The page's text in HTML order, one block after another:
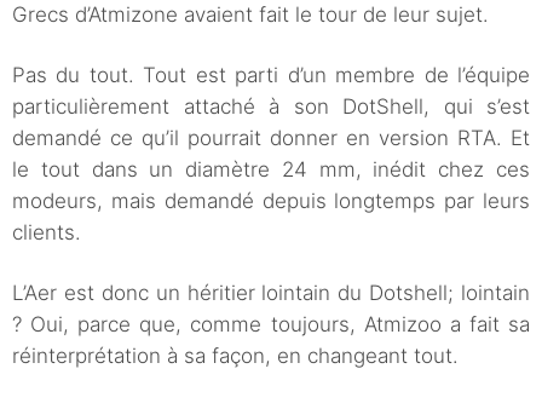
Grecs d’Atmizone avaient fait le tour de leur sujet.
Pas du tout. Tout est parti d’un membre de l’équipe
particulièrement attaché à son DotShell, qui s’est
demandé ce qu’il pourrait donner en version RTA. Et
le tout dans un diamètre 24 mm, inédit chez ces
modeurs, mais demandé depuis longtemps par leurs
clients.
L’Aer est donc un héritier lointain du Dotshell; lointain
? Oui, parce que, comme toujours, Atmizoo a fait sa
réinterprétation à sa façon, en changeant tout.